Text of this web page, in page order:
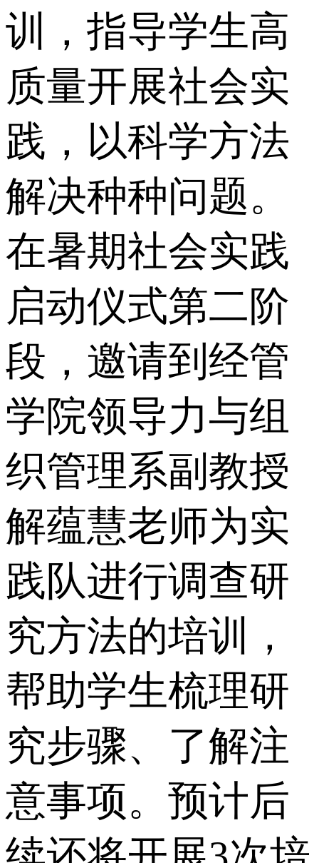
训，指导学生高
质量开展社会实
践，以科学方法
解决种种问题。
在暑期社会实践
启动仪式第二阶
段，邀请到经管
学院领导力与组
织管理系副教授
解蕴慧老师为实
践队进行调查研
究方法的培训，
帮助学生梳理研
究步骤、了解注
意事项。预计后